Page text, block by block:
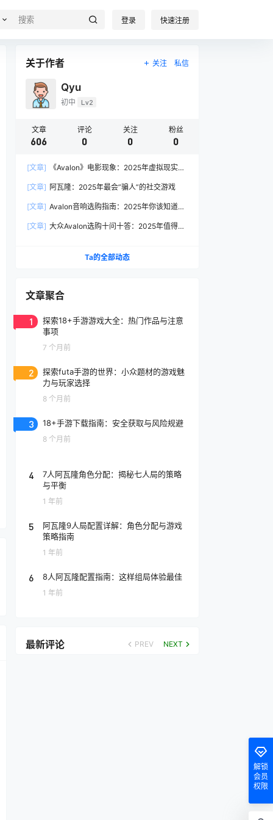
登录 快速注册
关于作者 关注 私信
Qyu
初中 Lv2
文章
606
评论
0
关注
0
粉丝
0
[文章]
《Avalon》电影现象：2025年虚拟现实叙
[文章] 阿瓦隆：2025年最会”骗人”的社交游戏
[文章] Avalon音响选购指南：2025年你该知道的
[文章] 大众Avalon选购十问十答：2025年值得入
Ta的全部动态
文章聚合
1
探索18+手游游戏大全：热门作品与注意
事项
7 个月前
2
探索futa手游的世界：小众题材的游戏魅
力与玩家选择
8 个月前
3 18+手游下载指南：安全获取与风险规避
8 个月前
4
7人阿瓦隆角色分配：揭秘七人局的策略
与平衡
1 年前
5
阿瓦隆9人局配置详解：角色分配与游戏
策略指南
1 年前
6 8人阿瓦隆配置指南：这样组局体验最佳
1 年前
最新评论 PREV NEXT
解锁
会员
权限